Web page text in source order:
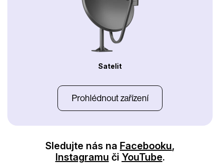
Satelit
Prohlédnout zařízení
Sledujte nás na Facebooku,
Instagramu či YouTube.